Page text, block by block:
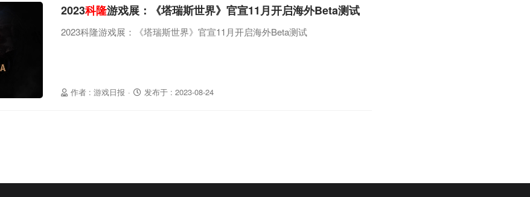
作者 : 游戏日报 · 发布于 : 2023-08-24
2023科隆游戏展：《塔瑞斯世界》官宣11月开启海外Beta测试
2023科隆游戏展：《塔瑞斯世界》官宣11月开启海外Beta测试